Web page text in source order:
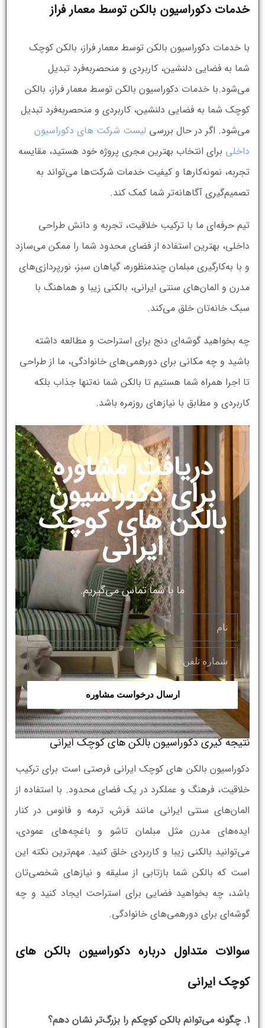
خدمات دکوراسیون بالکن توسط معمار فراز
با خدمات دکوراسیون بالکن توسط معمار فراز، بالکن کوچک
شما به فضایی دلنشین، کاربردی و منحصربه‌فرد تبدیل
می‌شود.با خدمات دکوراسیون بالکن توسط معمار فراز، بالکن
کوچک شما به فضایی دلنشین، کاربردی و منحصربه‌فرد تبدیل
می‌شود. اگر در حال بررسی لیست شرکت های دکوراسیون
داخلی برای انتخاب بهترین مجری پروژه خود هستید، مقایسه
تجربه، نمونه‌کارها و کیفیت خدمات شرکت‌ها می‌تواند به
تصمیم‌گیری آگاهانه‌تر شما کمک کند.
تیم حرفه‌ای ما با ترکیب خلاقیت، تجربه و دانش طراحی
داخلی، بهترین استفاده از فضای محدود شما را ممکن می‌سازد
و با به‌کارگیری مبلمان چندمنظوره، گیاهان سبز، نورپردازی‌های
مدرن و المان‌های سنتی ایرانی، بالکنی زیبا و هماهنگ با
سبک خانه‌تان خلق می‌کند.
چه بخواهید گوشه‌ای دنج برای استراحت و مطالعه داشته
باشید و چه مکانی برای دورهمی‌های خانوادگی، ما از طراحی
تا اجرا همراه شما هستیم تا بالکن شما نه‌تنها جذاب بلکه
کاربردی و مطابق با نیازهای روزمره باشد.
دریافت مشاوره
برای دکوراسیون
بالکن های کوچک
ایرانی
ما با شما تماس می‌گیریم.
ارسال درخواست مشاوره
نتیجه‌ گیری دکوراسیون بالکن های کوچک ایرانی
دکوراسیون بالکن های کوچک ایرانی فرصتی است برای ترکیب
خلاقیت، فرهنگ و عملکرد در یک فضای محدود. با استفاده از
المان‌های سنتی ایرانی مانند فرش، ترمه و فانوس در کنار
ایده‌های مدرن مثل مبلمان تاشو و باغچه‌های عمودی،
می‌توانید بالکنی زیبا و کاربردی خلق کنید. مهم‌ترین نکته این
است که بالکن شما بازتابی از سلیقه و نیازهای شخصی‌تان
باشد، چه بخواهید فضایی برای استراحت ایجاد کنید و چه
گوشه‌ای برای دورهمی‌های خانوادگی.
سوالات متداول درباره دکوراسیون بالکن های
کوچک ایرانی
1. چگونه می‌توانم بالکن کوچکم را بزرگ‌تر نشان دهم؟